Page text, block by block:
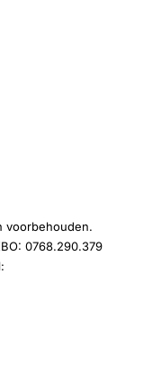
voorbehouden.
0768.290.379